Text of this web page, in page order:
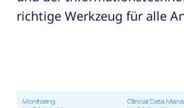
richtige Werkzeug für alle